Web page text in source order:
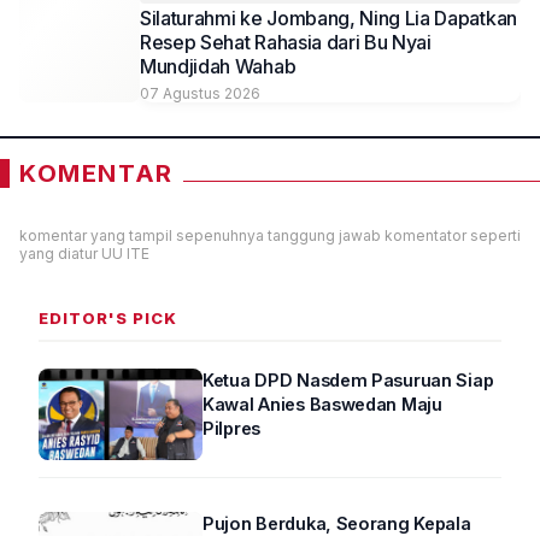
Silaturahmi ke Jombang, Ning Lia Dapatkan
Resep Sehat Rahasia dari Bu Nyai
Mundjidah Wahab
07 Agustus 2026
KOMENTAR
komentar yang tampil sepenuhnya tanggung jawab komentator seperti
yang diatur UU ITE
EDITOR'S PICK
Ketua DPD Nasdem Pasuruan Siap
Kawal Anies Baswedan Maju
Pilpres
Pujon Berduka, Seorang Kepala